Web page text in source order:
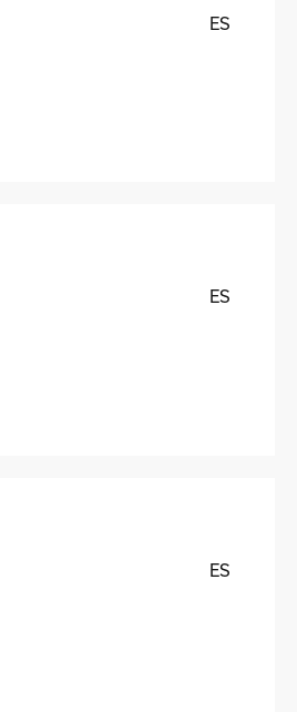
ES
ES
ES